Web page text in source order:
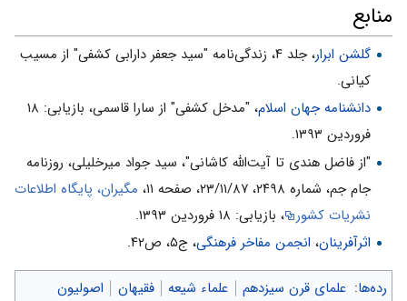
منابع
گلشن ابرار
، جلد ۴، زندگی‌نامه "سید جعفر دارابی کشفی" از مسیب
کیانی.
دانشنامه جهان اسلام
، "مدخل کشفی" از سارا قاسمی، بازیابی: ۱۸
فروردین ۱۳۹۳.
"از فاضل هندی تا آیت‌الله کاشانی"، سید جواد میرخلیلی، روزنامه
جام جم، شماره ۲۴۹۸، ۲۳/۱۱/۸۷، صفحه ۱۱،
مگیران، پایگاه اطلاعات
نشریات کشور ، بازیابی: ۱۸ فروردین ۱۳۹۳.
اثرآفرینان، انجمن مفاخر فرهنگی، ج۵، ص۴۲.
رده‌ها: علمای قرن سیزدهم علماء شیعه فقیهان
اصولیون